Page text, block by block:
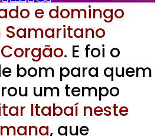
e domingo
Samaritano
E foi o
bom para quem
um tempo
Itabaí neste
, que